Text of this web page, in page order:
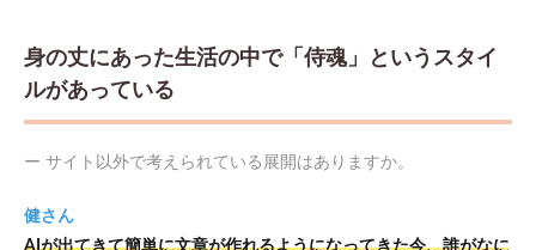
身の丈にあった生活の中で「侍魂」というスタイ
ルがあっている
ー サイト以外で考えられている展開はありますか。
健さん